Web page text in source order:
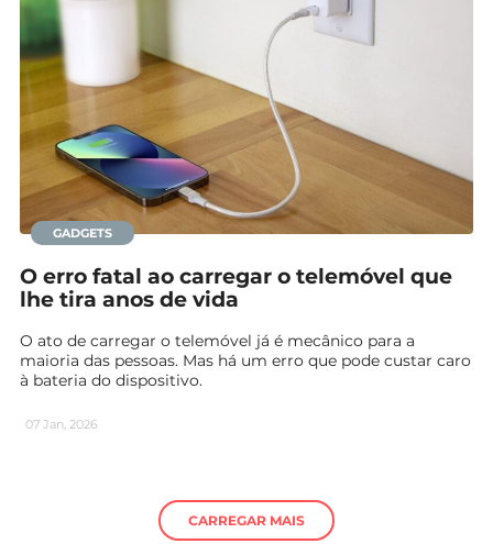
GADGETS
O erro fatal ao carregar o telemóvel que
lhe tira anos de vida
O ato de carregar o telemóvel já é mecânico para a
maioria das pessoas. Mas há um erro que pode custar caro
à bateria do dispositivo.
07 Jan, 2026
CARREGAR MAIS